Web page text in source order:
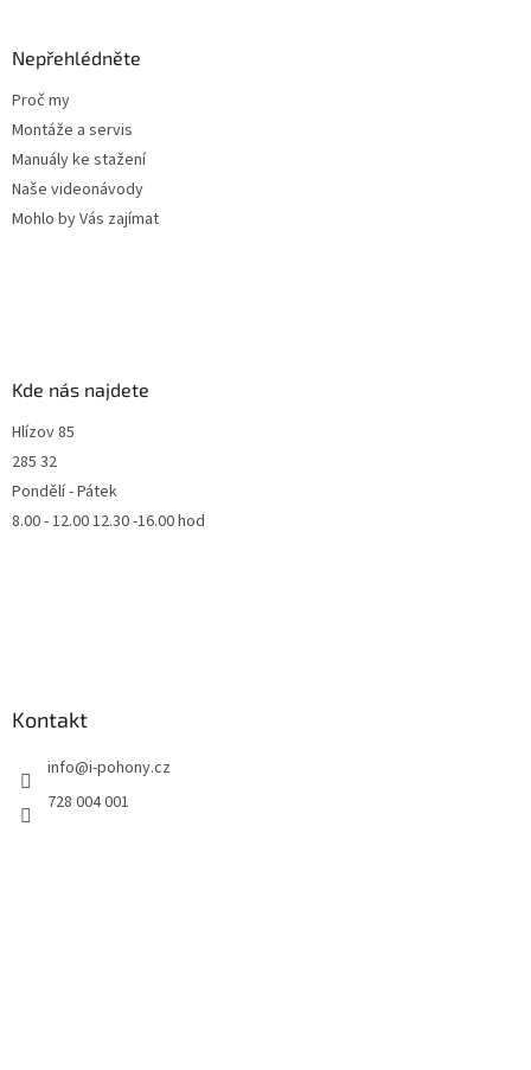
Nepřehlédněte
Proč my
Montáže a servis
Manuály ke stažení
Naše videonávody
Mohlo by Vás zajímat
Kde nás najdete
Hlízov 85
285 32
Pondělí - Pátek
8.00 - 12.00 12.30 -16.00 hod
Kontakt
info@i-pohony.cz
728 004 001